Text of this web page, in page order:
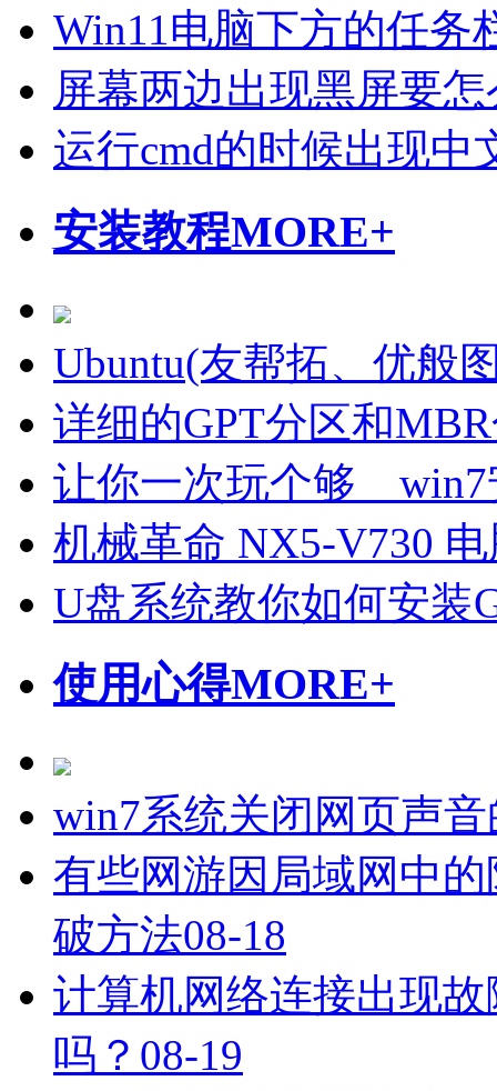
Win11电脑下方的任务
屏幕两边出现黑屏要
运行cmd的时候出现中
安装教程MORE+
Ubuntu(友帮拓、优般
详细的GPT分区和
让你一次玩个够 win7
机械革命 NX5-V730
U盘系统教你如何安装
使用心得MORE+
win7系统关闭网页声
有些网游因局域网中
破方法08-18
计算机网络连接出现
吗？ 08-19